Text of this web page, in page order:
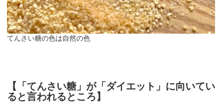
てんさい糖の色は自然の色
【 「てんさい糖」が「ダイエット」に向いてい
ると言われるところ 】